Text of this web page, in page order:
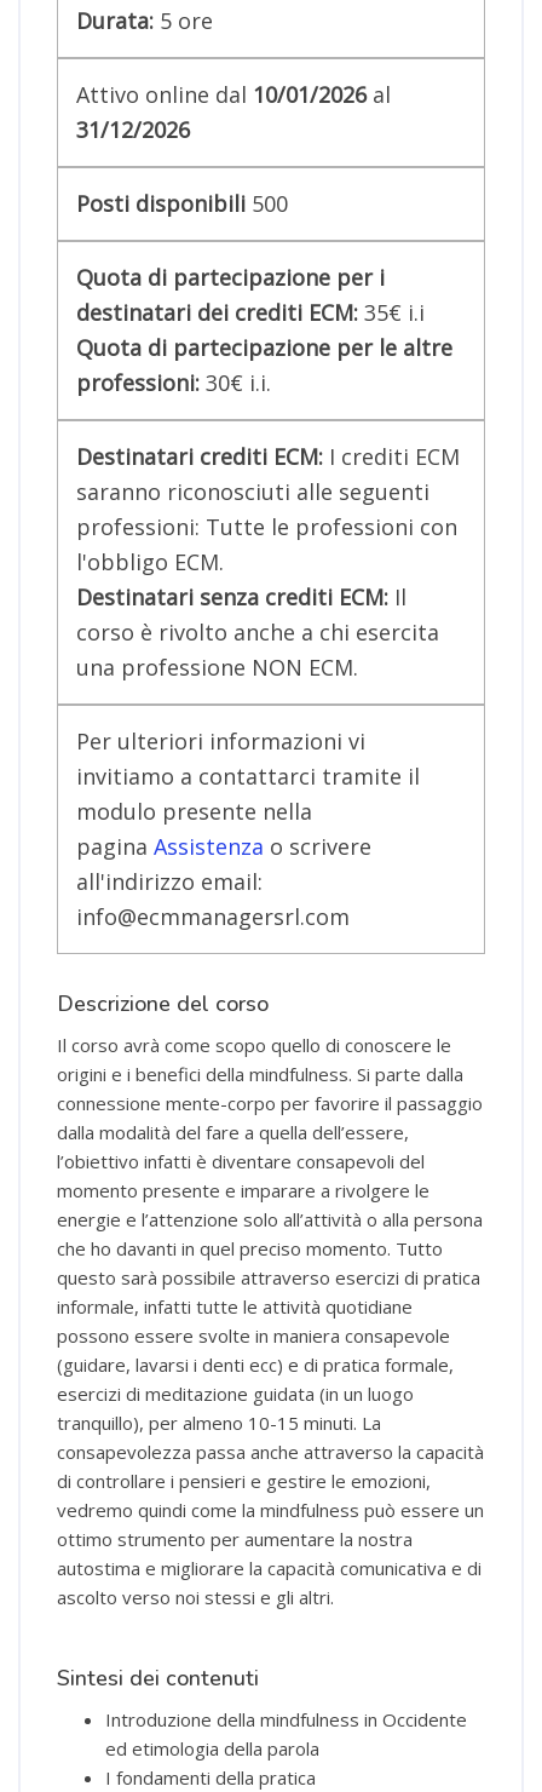
Durata: 5 ore
Attivo online dal 10/01/2026 al
31/12/2026
Posti disponibili 500
Quota di partecipazione per i
destinatari dei crediti ECM: 35€ i.i
Quota di partecipazione per le altre
professioni: 30€ i.i.
Destinatari crediti ECM: I crediti ECM
saranno riconosciuti alle seguenti
professioni: Tutte le professioni con
l'obbligo ECM.
Destinatari senza crediti ECM: Il
corso è rivolto anche a chi esercita
una professione NON ECM.
Per ulteriori informazioni vi
invitiamo a contattarci tramite il
modulo presente nella
pagina Assistenza o scrivere
all'indirizzo email:
info@ecmmanagersrl.com
Descrizione del corso
Il corso avrà come scopo quello di conoscere le
origini e i benefici della mindfulness. Si parte dalla
connessione mente-corpo per favorire il passaggio
dalla modalità del fare a quella dell’essere,
l’obiettivo infatti è diventare consapevoli del
momento presente e imparare a rivolgere le
energie e l’attenzione solo all’attività o alla persona
che ho davanti in quel preciso momento. Tutto
questo sarà possibile attraverso esercizi di pratica
informale, infatti tutte le attività quotidiane
possono essere svolte in maniera consapevole
(guidare, lavarsi i denti ecc) e di pratica formale,
esercizi di meditazione guidata (in un luogo
tranquillo), per almeno 10-15 minuti. La
consapevolezza passa anche attraverso la capacità
di controllare i pensieri e gestire le emozioni,
vedremo quindi come la mindfulness può essere un
ottimo strumento per aumentare la nostra
autostima e migliorare la capacità comunicativa e di
ascolto verso noi stessi e gli altri.
Sintesi dei contenuti
Introduzione della mindfulness in Occidente
ed etimologia della parola
I fondamenti della pratica